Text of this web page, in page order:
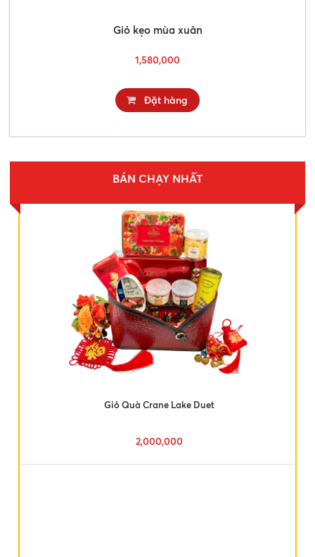
Giỏ kẹo mùa xuân
1,580,000
Đặt hàng
BÁN CHẠY NHẤT
Giỏ Quà Crane Lake Duet
2,000,000